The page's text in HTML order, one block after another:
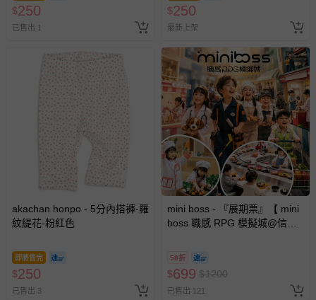
$250
已售出 1
$250
最新上架
akachan honpo - 5分內搭褲-羅
紋緹花-粉紅色
即將售完
$250
已售出 3
mini boss - 『展期票』【 mini
boss 職感 RPG 模擬城@信義
期作廢) (兒童票(2歲以上)贈一
名陪伴成人)
58折
$699 $1200
已售出 121